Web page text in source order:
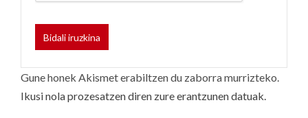
Gune honek Akismet erabiltzen du zaborra murrizteko.
Ikusi nola prozesatzen diren zure erantzunen datuak.